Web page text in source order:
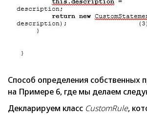
Способ определения собственных
на Примере 6, где мы делаем
Декларируем класс CustomRule,